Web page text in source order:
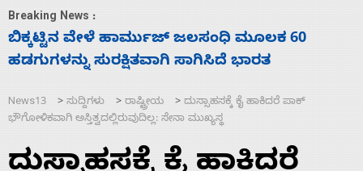
Breaking News :
ನಾಗೇಂದ್ರ ರಾಜೀನಾಮೆ ಕೊಡದಿದ್ದರೆ ಸದನ ನಡೆಸಲು
ಬಿಡೆವು: ಛಲವಾದಿ ನಾರಾಯಣಸ್ವಾಮಿ
News13 > ಸುದ್ದಿಗಳು > ರಾಷ್ಟ್ರೀಯ > ದುಸ್ಸಾಹಸಕ್ಕೆ ಕೈ ಹಾಕಿದರೆ ಪಾಕ್
ಭೌಗೋಳಿಕವಾಗಿ ಅಸ್ತಿತ್ವದಲ್ಲಿರುವುದಿಲ್ಲ: ಸೇನಾ ಮುಖ್ಯಸ್ಥ